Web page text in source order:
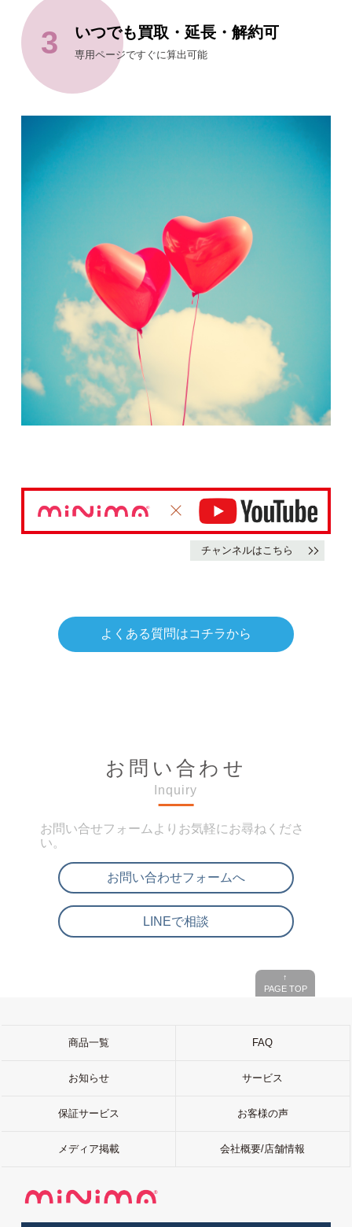
いつでも買取・延長・解約可
専用ページですぐに算出可能
チャンネルはこちら
よくある質問はコチラから
お問い合わせ
Inquiry
お問い合せフォームよりお気軽にお尋ねくださ
い。
お問い合わせフォームへ
LINEで相談
↑
PAGE TOP
商品一覧 FAQ
お知らせ サービス
保証サービス お客様の声
メディア掲載 会社概要/店舗情報